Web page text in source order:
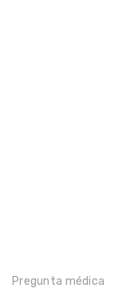
Pregunta médica